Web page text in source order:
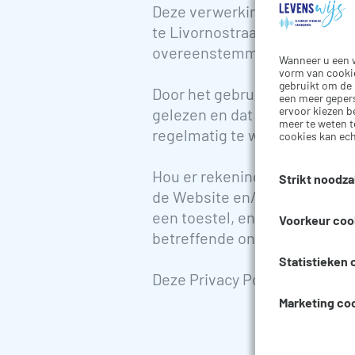
Deze verwerking wordt
te Livornostraat 25, 1050
overeenstemming met de
Door het gebruik van onze
gelezen en dat u hiermee
regelmatig te wijzigen
Hou er rekening mee dat we
de Website en/of de
een toestel, en die
betreffende ons gebruik van
Deze Privacy Policy was
Wanneer u
vorm van
gebruikt om de
een meer
ervoor kiezen
meer te weten
cookies kan
Strikt
Deze cookies
worden in
inloggen of
gebracht over
Voorkeur
Voorkeur
in het verleden
Statistieken
Statistieken
gebruikt, zoals
zolang de
Marketing
of het aantal